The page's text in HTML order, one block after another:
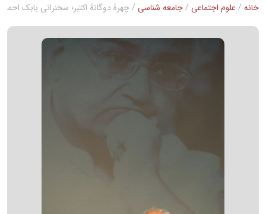
خانه / علوم اجتماعی /جامعه شناسی / چهرهٔ دوگانهٔ اکتبر؛ سخنرانی بابک